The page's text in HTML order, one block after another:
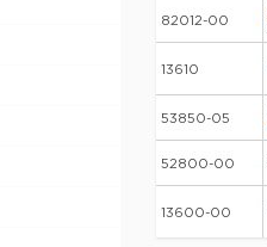
82012-00
13610
53850-05
52800-00
13600-00